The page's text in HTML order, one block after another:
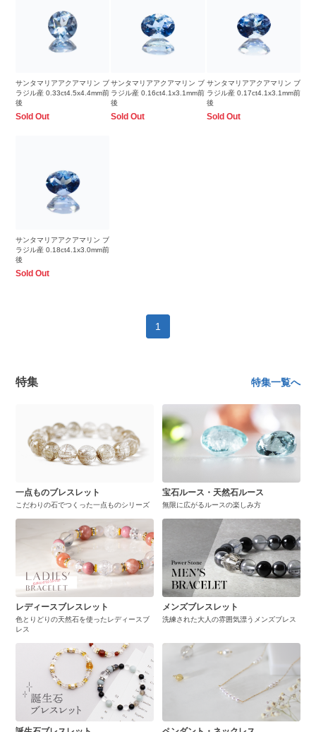
サンタマリアアクアマリン ブ
ラジル産 0.33ct4.5x4.4mm前
後
Sold Out
サンタマリアアクアマリン ブ
ラジル産 0.16ct4.1x3.1mm前
後
Sold Out
サンタマリアアクアマリン ブ
ラジル産 0.17ct4.1x3.1mm前
後
Sold Out
サンタマリアアクアマリン ブ
ラジル産 0.18ct4.1x3.0mm前
後
Sold Out
1
特集 特集一覧へ
一点ものブレスレット
こだわりの石でつくった一点ものシリーズ
宝石ルース・天然石ルース
無限に広がるルースの楽しみ方
レディースブレスレット
色とりどりの天然石を使ったレディースブ
レス
メンズブレスレット
洗練された大人の雰囲気漂うメンズブレス